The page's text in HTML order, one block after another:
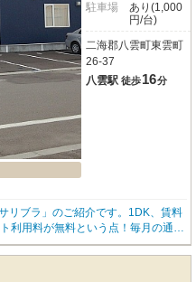
駐車場
あり(1,000
円/台)
二海郡八雲町東雲町
26-37
八雲駅 徒歩16分
リブラ」のご紹介です。1DK、賃料
利用料が無料という点！毎月の通信
房エアコンとエコキュートを搭載し
向きで日当たりも良く、明るいお部
ムキッチンにはIHクッキングヒータ